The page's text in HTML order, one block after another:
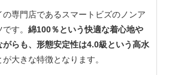
の専門店であるスマートビズのノンア
す。 綿100％という快適な着心地や
らも、形態安定性は4.0級という高水
が大きな特徴となります。